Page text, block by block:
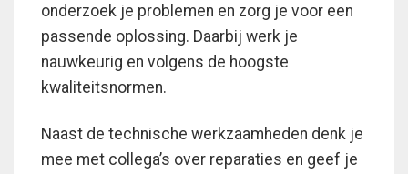
onderzoek je problemen en zorg je voor een
passende oplossing. Daarbij werk je
nauwkeurig en volgens de hoogste
kwaliteitsnormen.
Naast de technische werkzaamheden denk je
mee met collega’s over reparaties en geef je